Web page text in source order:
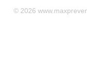
© 2026